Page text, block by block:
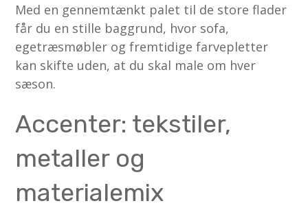
Med en gennemtænkt palet til de store flader
får du en stille baggrund, hvor sofa,
egetræsmøbler og fremtidige farvepletter
kan skifte uden, at du skal male om hver
sæson.
Accenter: tekstiler,
metaller og
materialemix